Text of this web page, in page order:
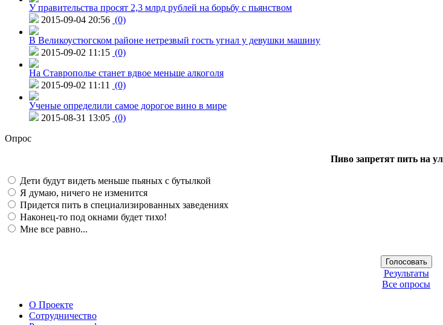
У правительства просят 2,3 млрд рублей на борьбу с пьянством
2015-09-04 20:56 (0)
В Великоустюгском районе нетрезвый гость угнал у девушки машину
2015-09-02 11:15 (0)
На Ставрополье станет вдвое меньше алкоголя
2015-09-02 11:11
(0)
Ученые определили самое дорогое вино в мире
2015-08-31 13:05 (0)
Опрос
Пиво запретят пить на
Дети будут видеть меньше пьяных с бутылкой
Я думаю, ничего не изменится
Придется пить в специализированных заведениях
Наконец-то под окнами будет тихо!
Мне все равно...
Результаты
Все опросы
О Проекте
Сотрудничество